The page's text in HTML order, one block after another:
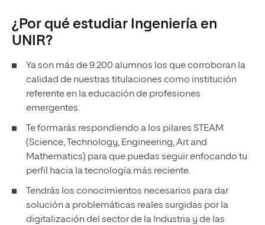
¿Por qué estudiar Ingeniería en
UNIR?
Ya son más de 9.200 alumnos los que corroboran la
calidad de nuestras titulaciones como institución
referente en la educación de profesiones
emergentes.
Te formarás respondiendo a los pilares STEAM
(Science, Technology, Engineering, Art and
Mathematics) para que puedas seguir enfocando tu
perfil hacia la tecnología más reciente.
Tendrás los conocimientos necesarios para dar
solución a problemáticas reales surgidas por la
digitalización del sector de la Industria y de las